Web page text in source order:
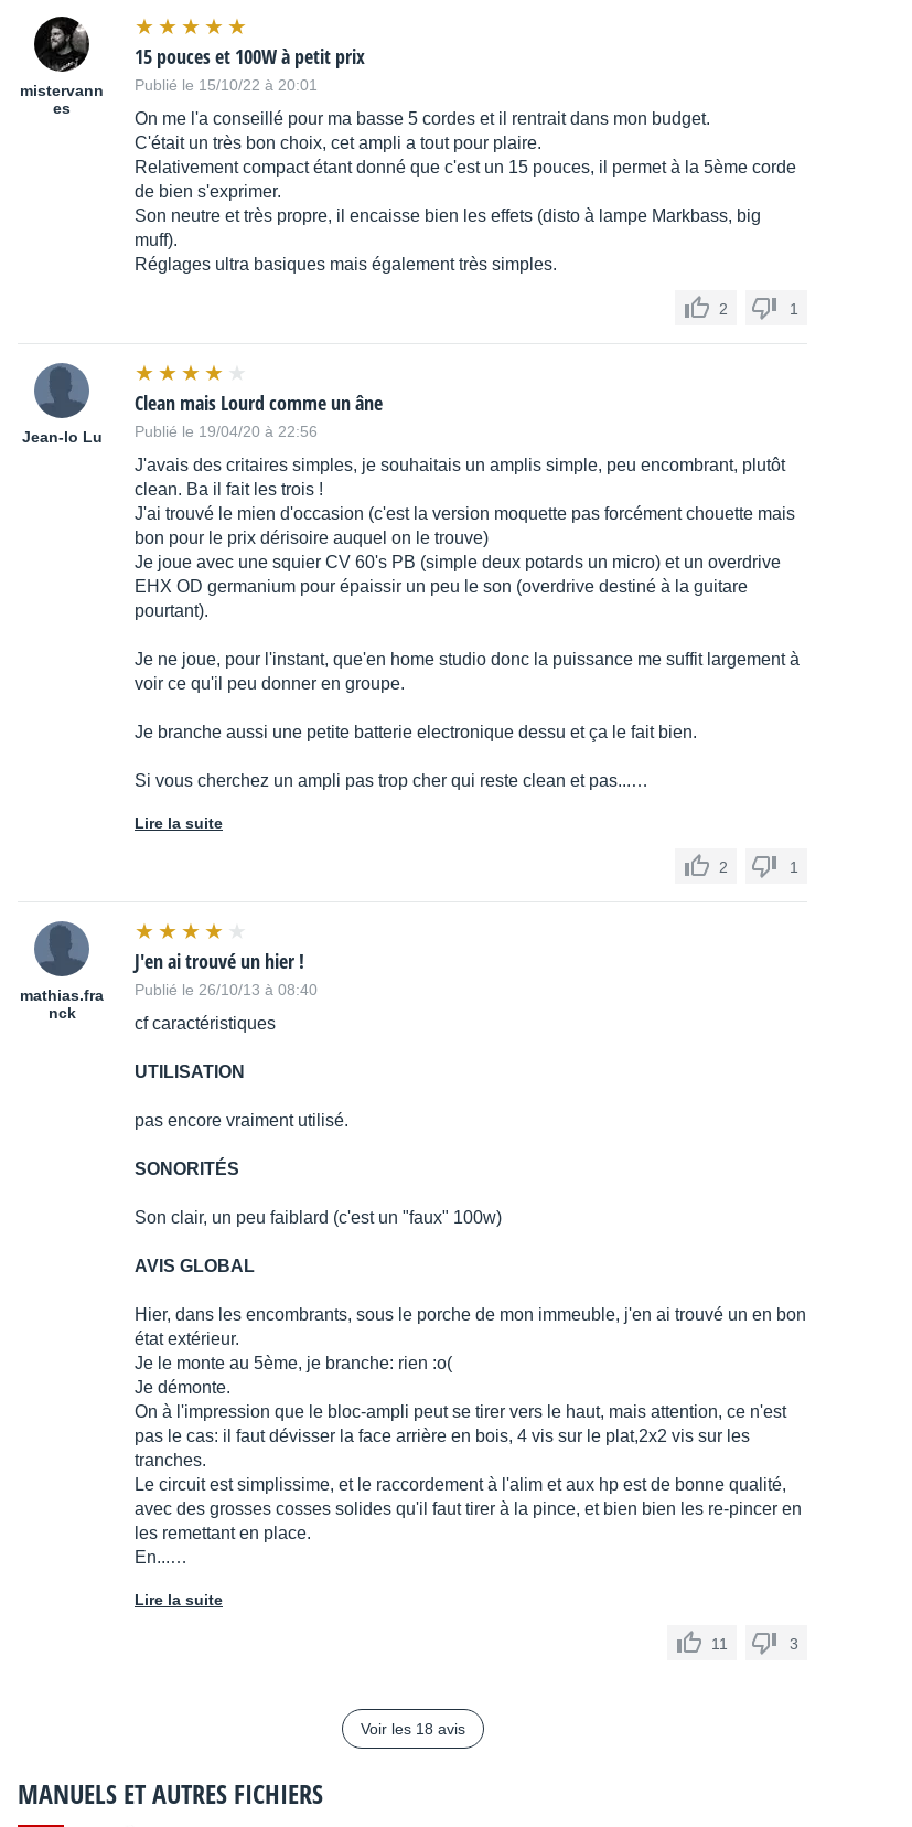
mistervann
es
15 pouces et 100W à petit prix
Publié le 15/10/22 à 20:01
On me l'a conseillé pour ma basse 5 cordes et il rentrait dans mon budget.
C'était un très bon choix, cet ampli a tout pour plaire.
Relativement compact étant donné que c'est un 15 pouces, il permet à la 5ème corde
de bien s'exprimer.
Son neutre et très propre, il encaisse bien les effets (disto à lampe Markbass, big
muff).
Réglages ultra basiques mais également très simples.
2 1
Jean-lo Lu
Clean mais Lourd comme un âne
Publié le 19/04/20 à 22:56
J'avais des critaires simples, je souhaitais un amplis simple, peu encombrant, plutôt
clean. Ba il fait les trois !
J'ai trouvé le mien d'occasion (c'est la version moquette pas forcément chouette mais
bon pour le prix dérisoire auquel on le trouve)
Je joue avec une squier CV 60's PB (simple deux potards un micro) et un overdrive
EHX OD germanium pour épaissir un peu le son (overdrive destiné à la guitare
pourtant).
Je ne joue, pour l'instant, que'en home studio donc la puissance me suffit largement à
voir ce qu'il peu donner en groupe.
Je branche aussi une petite batterie electronique dessu et ça le fait bien.
Si vous cherchez un ampli pas trop cher qui reste clean et pas...…
Lire la suite
2 1
mathias.fra
nck
J'en ai trouvé un hier !
Publié le 26/10/13 à 08:40
cf caractéristiques
UTILISATION
pas encore vraiment utilisé.
SONORITÉS
Son clair, un peu faiblard (c'est un "faux" 100w)
AVIS GLOBAL
Hier, dans les encombrants, sous le porche de mon immeuble, j'en ai trouvé un en bon
état extérieur.
Je le monte au 5ème, je branche: rien :o(
Je démonte.
On à l'impression que le bloc-ampli peut se tirer vers le haut, mais attention, ce n'est
pas le cas: il faut dévisser la face arrière en bois, 4 vis sur le plat,2x2 vis sur les
tranches.
Le circuit est simplissime, et le raccordement à l'alim et aux hp est de bonne qualité,
avec des grosses cosses solides qu'il faut tirer à la pince, et bien bien les re-pincer en
les remettant en place.
En...…
Lire la suite
11 3
Voir les 18 avis
MANUELS ET AUTRES FICHIERS